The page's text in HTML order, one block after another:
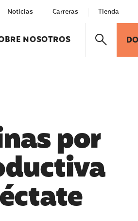
NOSOTROS
Noticias Carreras Tienda
por